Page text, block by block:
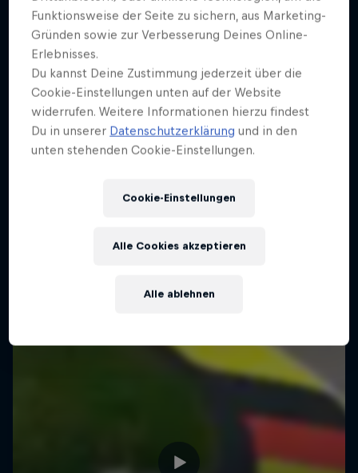
MotoGP™ Großer Preis von
Großbritannien
9 August 2026
Silverstone Circuit, Vereinigtes Königreich
Funktionsweise der Seite zu sichern, aus Marketing-
Gründen sowie zur Verbesserung Deines Online-
Erlebnisses.
Du kannst Deine Zustimmung jederzeit über die
Cookie-Einstellungen unten auf der Website
widerrufen. Weitere Informationen hierzu findest
Du in unserer Datenschutzerklärung und in den
unten stehenden Cookie-Einstellungen.
Cookie-Einstellungen
Alle ablehnen
Alle Cookies akzeptieren